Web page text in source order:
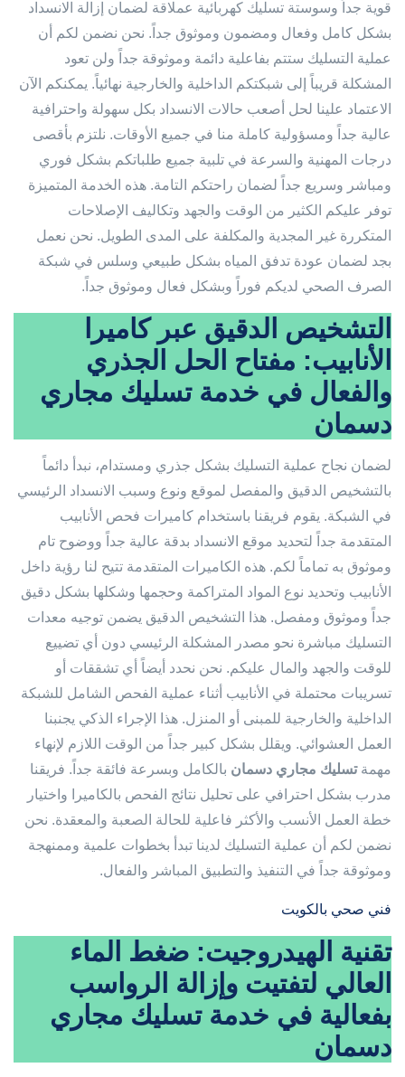
قوية جداً وسوستة تسليك كهربائية عملاقة لضمان إزالة الانسداد
بشكل كامل وفعال ومضمون وموثوق جداً. نحن نضمن لكم أن
عملية التسليك ستتم بفاعلية دائمة وموثوقة جداً ولن تعود
المشكلة قريباً إلى شبكتكم الداخلية والخارجية نهائياً. يمكنكم الآن
الاعتماد علينا لحل أصعب حالات الانسداد بكل سهولة واحترافية
عالية جداً ومسؤولية كاملة منا في جميع الأوقات. نلتزم بأقصى
درجات المهنية والسرعة في تلبية جميع طلباتكم بشكل فوري
ومباشر وسريع جداً لضمان راحتكم التامة. هذه الخدمة المتميزة
توفر عليكم الكثير من الوقت والجهد وتكاليف الإصلاحات
المتكررة غير المجدية والمكلفة على المدى الطويل. نحن نعمل
بجد لضمان عودة تدفق المياه بشكل طبيعي وسلس في شبكة
الصرف الصحي لديكم فوراً وبشكل فعال وموثوق جداً.
التشخيص الدقيق عبر كاميرا
الأنابيب: مفتاح الحل الجذري
والفعال في خدمة تسليك مجاري
دسمان
لضمان نجاح عملية التسليك بشكل جذري ومستدام، نبدأ دائماً
بالتشخيص الدقيق والمفصل لموقع ونوع وسبب الانسداد الرئيسي
في الشبكة. يقوم فريقنا باستخدام كاميرات فحص الأنابيب
المتقدمة جداً لتحديد موقع الانسداد بدقة عالية جداً ووضوح تام
وموثوق به تماماً لكم. هذه الكاميرات المتقدمة تتيح لنا رؤية داخل
الأنابيب وتحديد نوع المواد المتراكمة وحجمها وشكلها بشكل دقيق
جداً وموثوق ومفصل. هذا التشخيص الدقيق يضمن توجيه معدات
التسليك مباشرة نحو مصدر المشكلة الرئيسي دون أي تضييع
للوقت والجهد والمال عليكم. نحن نحدد أيضاً أي تشققات أو
تسريبات محتملة في الأنابيب أثناء عملية الفحص الشامل للشبكة
الداخلية والخارجية للمبنى أو المنزل. هذا الإجراء الذكي يجنبنا
العمل العشوائي. ويقلل بشكل كبير جداً من الوقت اللازم لإنهاء
مهمةتسليك مجاري دسمان بالكامل وبسرعة فائقة جداً. فريقنا
مدرب بشكل احترافي على تحليل نتائج الفحص بالكاميرا واختيار
خطة العمل الأنسب والأكثر فاعلية للحالة الصعبة والمعقدة. نحن
نضمن لكم أن عملية التسليك لدينا تبدأ بخطوات علمية وممنهجة
وموثوقة جداً في التنفيذ والتطبيق المباشر والفعال.
فني صحي بالكويت
تقنية الهيدروجيت: ضغط الماء
العالي لتفتيت وإزالة الرواسب
بفعالية في خدمة تسليك مجاري
دسمان